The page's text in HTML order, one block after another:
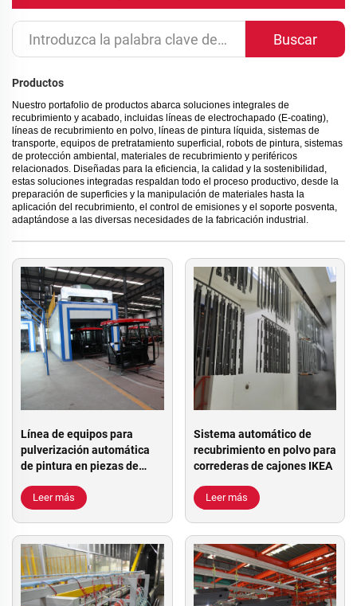
Buscar
Productos
Nuestro portafolio de productos abarca soluciones integrales de
recubrimiento y acabado, incluidas líneas de electrochapado (E-coating),
líneas de recubrimiento en polvo, líneas de pintura líquida, sistemas de
transporte, equipos de pretratamiento superficial, robots de pintura, sistemas
de protección ambiental, materiales de recubrimiento y periféricos
relacionados. Diseñadas para la eficiencia, la calidad y la sostenibilidad,
estas soluciones integradas respaldan todo el proceso productivo, desde la
preparación de superficies y la manipulación de materiales hasta la
aplicación del recubrimiento, el control de emisiones y el soporte posventa,
adaptándose a las diversas necesidades de la fabricación industrial.
Línea de equipos para
pulverización automática
de pintura en piezas de
Leer más
Sistema automático de
recubrimiento en polvo para
correderas de cajones IKEA
Leer más